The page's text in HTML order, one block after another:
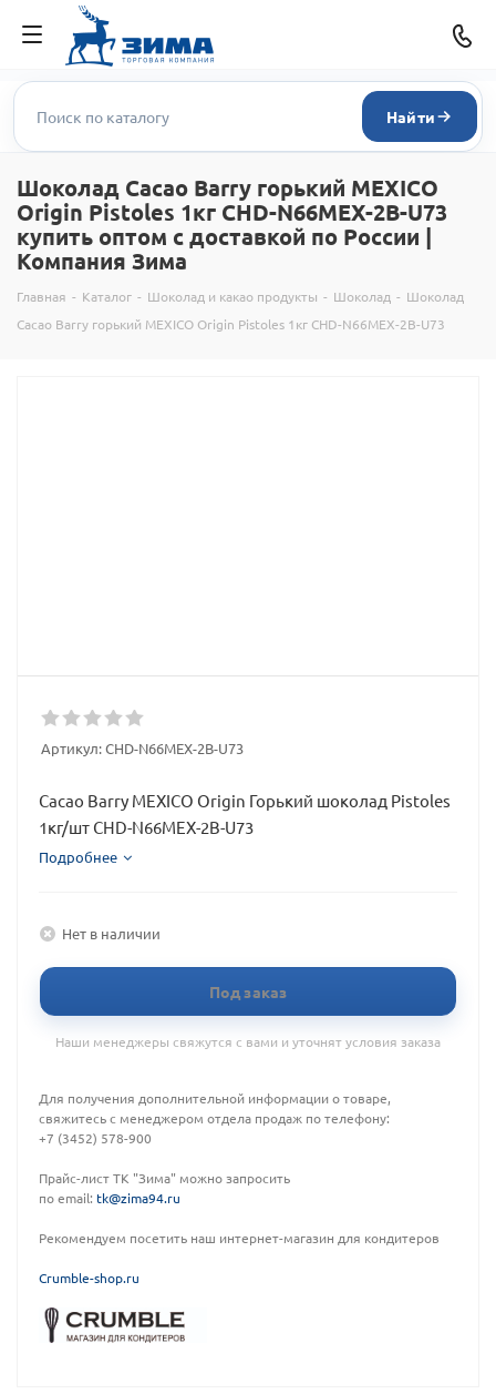
Найти
Шоколад Cacao Barry горький MEXICO
Origin Pistoles 1кг CHD-N66MEX-2B-U73
купить оптом с доставкой по России |
Компания Зима
Главная - Каталог - Шоколад и какао продукты - Шоколад - Шоколад
Cacao Barry горький MEXICO Origin Pistoles 1кг CHD-N66MEX-2B-U73
Артикул:CHD-N66MEX-2B-U73
Cacao Barry MEXICO Origin Горький шоколад Pistoles
1кг/шт CHD-N66MEX-2B-U73
Подробнее
Нет в наличии
Под заказ
Наши менеджеры свяжутся с вами и уточнят условия заказа
Для получения дополнительной информации о товаре,
свяжитесь с менеджером отдела продаж по телефону:
+7 (3452) 578-900
Прайс-лист ТК "Зима" можно запросить
по email: tk@zima94.ru
Рекомендуем посетить наш интернет-магазин для кондитеров
Crumble-shop.ru